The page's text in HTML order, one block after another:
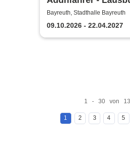
Gschicht'n
Bayreuth, Stadthalle Bayreuth
09.10.2026 - 22.04.2027
1 - 30 von
1 2 3 4 5